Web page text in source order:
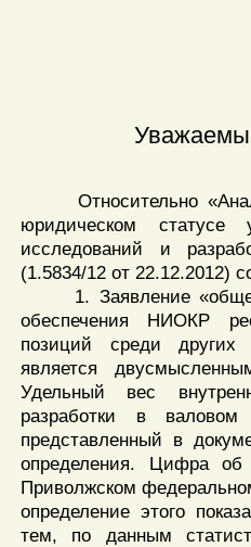
Относительно
юридическом статусе
исследований и
(1.5834/12 от 22.12.2012)
1. Заявление
обеспечения НИОКР
позиций среди других
является
Удельный вес
разработки в валовом
представленный в
определения. Цифра об
Приволжском
определение этого
тем, по данным